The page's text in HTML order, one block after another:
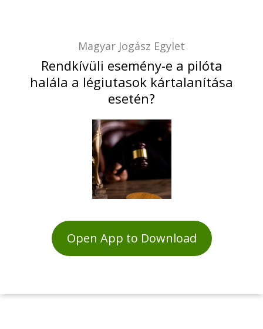
Magyar Jogász Egylet
Rendkívüli esemény-e a pilóta
halála a légiutasok kártalanítása
esetén?
Open App to Download